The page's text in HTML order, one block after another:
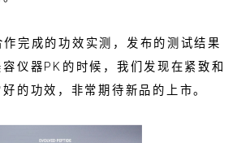
完成的功效实测，发布的测试结果
仪器PK的时候，我们发现在紧致和
的功效，非常期待新品的上市。